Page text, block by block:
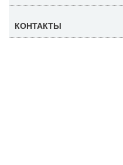
КОНТАКТЫ